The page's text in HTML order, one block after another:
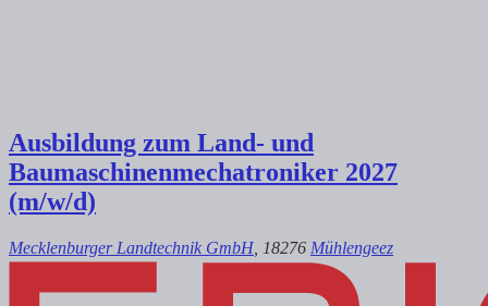
Ausbildung zum Land- und
Baumaschinenmechatroniker 2027
(m/w/d)
Mecklenburger Landtechnik GmbH , 18276 Mühlengeez